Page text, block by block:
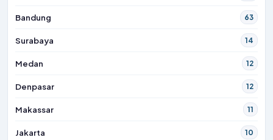
Bandung 63
Surabaya 14
Medan 12
Denpasar 12
Makassar 11
Jakarta 10